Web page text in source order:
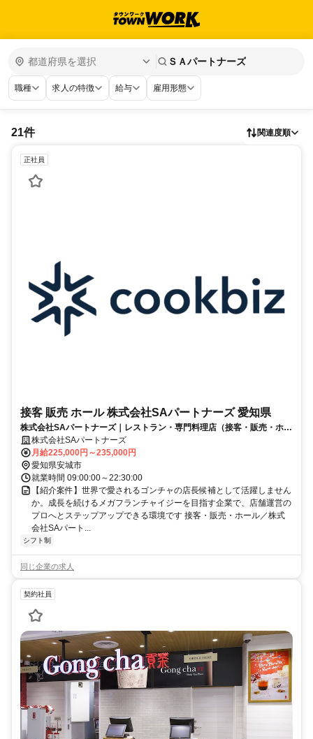
ＳＡパートナーズ
職種 求人の特徴 給与 雇用形態
21件 関連度順
正社員
接客 販売 ホール 株式会社SAパートナーズ 愛知県
株式会社SAパートナーズ｜レストラン・専門料理店（接客・販売・ホー
ル）株式会社SAパートナーズ
月給225,000円～235,000円
愛知県安城市
就業時間 09:00:00～22:30:00
【紹介案件】世界で愛されるゴンチャの店長候補として活躍しません
か。成長を続けるメガフランチャイジーを目指す企業で、店舗運営の
プロへとステップアップできる環境です 接客・販売・ホール／株式
会社SAパート...
シフト制
同じ企業の求人
契約社員